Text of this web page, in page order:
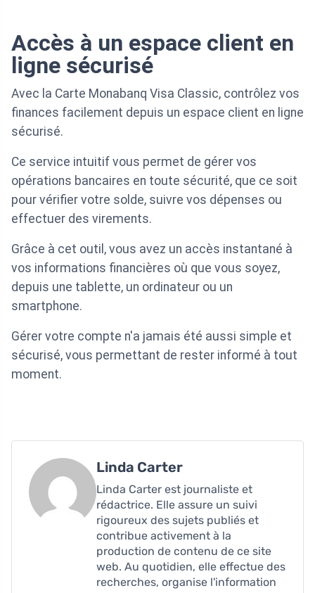
Accès à un espace client en
ligne sécurisé
Avec la Carte Monabanq Visa Classic, contrôlez vos
finances facilement depuis un espace client en ligne
sécurisé.
Ce service intuitif vous permet de gérer vos
opérations bancaires en toute sécurité, que ce soit
pour vérifier votre solde, suivre vos dépenses ou
effectuer des virements.
Grâce à cet outil, vous avez un accès instantané à
vos informations financières où que vous soyez,
depuis une tablette, un ordinateur ou un
smartphone.
Gérer votre compte n'a jamais été aussi simple et
sécurisé, vous permettant de rester informé à tout
moment.
Linda Carter
Linda Carter est journaliste et
rédactrice. Elle assure un suivi
rigoureux des sujets publiés et
contribue activement à la
production de contenu de ce site
web. Au quotidien, elle effectue des
recherches, organise l'information